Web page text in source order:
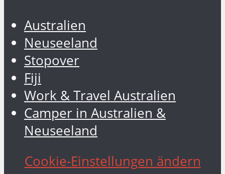
Australien
Neuseeland
Stopover
Fiji
Work & Travel Australien
Camper in Australien &
Neuseeland
Cookie-Einstellungen ändern